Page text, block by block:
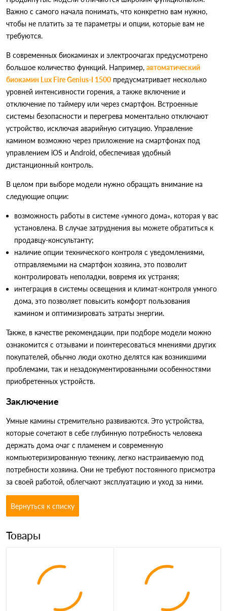
Важно с самого начала понимать, что конкретно вам нужно,
чтобы не платить за те параметры и опции, которые вам не
требуются.
В современных биокаминах и электроочагах предусмотрено
большое количество функций. Например, автоматический
биокамин Lux Fire Genius-I 1500 предусматривает несколько
уровней интенсивности горения, а также включение и
отключение по таймеру или через смартфон. Встроенные
системы безопасности и перегрева моментально отключают
устройство, исключая аварийную ситуацию. Управление
камином возможно через приложение на смартфонах под
управлением iOS и Android, обеспечивая удобный
дистанционный контроль.
В целом при выборе модели нужно обращать внимание на
следующие опции:
возможность работы в системе «умного дома», которая у вас
установлена. В случае затруднения вы можете обратиться к
продавцу-консультанту;
наличие опции технического контроля с уведомлениями,
отправляемыми на смартфон хозяина, это позволит
контролировать неполадки, вовремя их устраняя;
интеграция в системы освещения и климат-контроля умного
дома, это позволяет повысить комфорт пользования
камином и оптимизировать затраты энергии.
Также, в качестве рекомендации, при подборе модели можно
ознакомится с отзывами и поинтересоваться мнениями других
покупателей, обычно люди охотно делятся как возникшими
проблемами, так и незадокументированными особенностями
приобретенных устройств.
Заключение
Умные камины стремительно развиваются. Это устройства,
которые сочетают в себе глубинную потребность человека
держать дома очаг с пламенем и современную
компьютеризированную технику, легко настраиваемую под
потребности хозяина. Они не требуют постоянного присмотра
за своей работой, облегчают эксплуатацию и уход за ними.
Вернуться к списку
Товары